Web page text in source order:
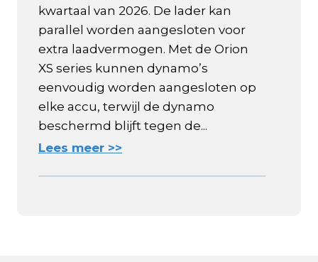
kwartaal van 2026. De lader kan
parallel worden aangesloten voor
extra laadvermogen. Met de Orion
XS series kunnen dynamo’s
eenvoudig worden aangesloten op
elke accu, terwijl de dynamo
beschermd blijft tegen de...
Lees meer >>